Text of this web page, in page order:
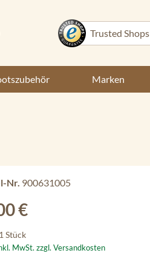
Trusted Shops
Marken
Nr. 900631005
Preis:
€
1 Stück
MwSt. zzgl. Versandkosten